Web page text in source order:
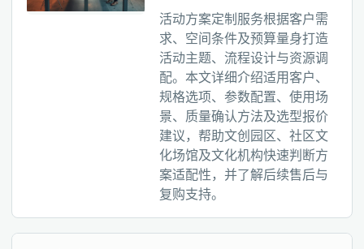
活动方案定制服务根据客户需
求、空间条件及预算量身打造
活动主题、流程设计与资源调
配。本文详细介绍适用客户、
规格选项、参数配置、使用场
景、质量确认方法及选型报价
建议，帮助文创园区、社区文
化场馆及文化机构快速判断方
案适配性，并了解后续售后与
复购支持。